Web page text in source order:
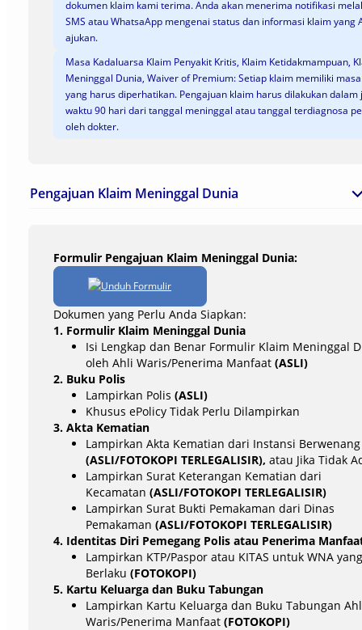
dokumen klaim kami terima. Anda akan menerima notifikasi
SMS atau WhatsaApp mengenai status dan informasi klaim yang
ajukan.
Masa Kadaluarsa Klaim Penyakit Kritis, Klaim Ketidakmampuan,
Meninggal Dunia, Waiver of Premium: Setiap klaim memiliki
yang harus diperhatikan. Pengajuan klaim harus dilakukan dalam
waktu 90 hari dari tanggal meninggal atau tanggal terdiagnosa
oleh dokter.
Pengajuan Klaim Meninggal Dunia
Formulir Pengajuan Klaim Meninggal Dunia:
Unduh Formulir
Dokumen yang Perlu Anda Siapkan:
1. Formulir Klaim Meninggal Dunia
Isi Lengkap dan Benar Formulir Klaim Meninggal
oleh Ahli Waris/Penerima Manfaat (ASLI)
2. Buku Polis
Lampirkan Polis (ASLI)
Khusus ePolicy Tidak Perlu Dilampirkan
3. Akta Kematian
Lampirkan Akta Kematian dari Instansi Berwenang
(ASLI/FOTOKOPI TERLEGALISIR), atau Jika Tidak
Lampirkan Surat Keterangan Kematian dari
Kecamatan (ASLI/FOTOKOPI TERLEGALISIR)
Lampirkan Surat Bukti Pemakaman dari Dinas
Pemakaman (ASLI/FOTOKOPI TERLEGALISIR)
4. Identitas Diri Pemegang Polis atau Penerima
Lampirkan KTP/Paspor atau KITAS untuk WNA
Berlaku (FOTOKOPI)
5. Kartu Keluarga dan Buku Tabungan
Lampirkan Kartu Keluarga dan Buku Tabungan
Waris/Penerima Manfaat (FOTOKOPI)